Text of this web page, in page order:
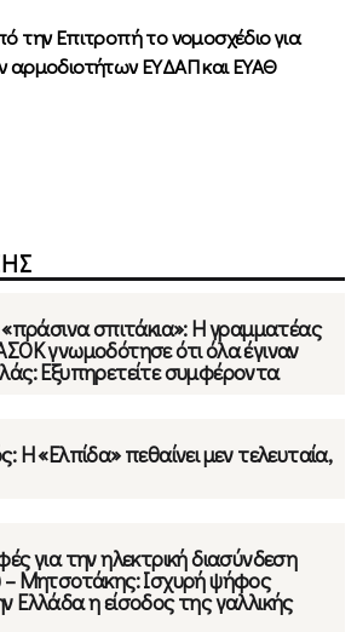
την Επιτροπή το νομοσχέδιο για
αρμοδιοτήτων ΕΥΔΑΠ και ΕΥΑΘ
«πράσινα σπιτάκια»: Η γραμματέας
γνωμοδότησε ότι όλα έγιναν
Εξυπηρετείτε συμφέροντα
Η «Ελπίδα» πεθαίνει μεν τελευταία,
για την ηλεκτρική διασύνδεση
Μητσοτάκης: Ισχυρή ψήφος
Ελλάδα η είσοδος της γαλλικής